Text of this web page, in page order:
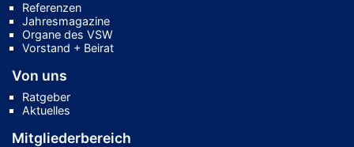
Referenzen
Jahresmagazine
Organe des VSW
Vorstand + Beirat
Von uns
Ratgeber
Aktuelles
Mitgliederbereich